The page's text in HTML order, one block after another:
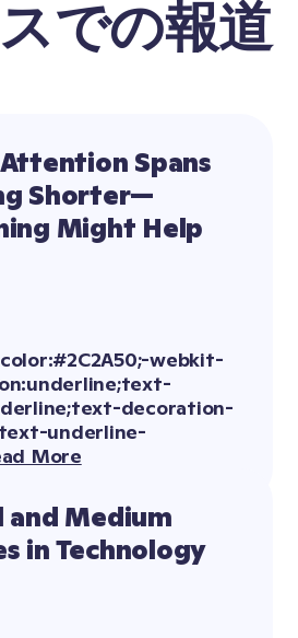
での報道
Spans
Shorter—
Might Help
More
and Medium
in Technology